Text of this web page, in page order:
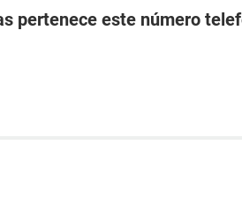
pertenece este número